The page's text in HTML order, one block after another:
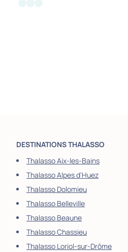
DESTINATIONS THALASSO
Thalasso Aix-les-Bains
Thalasso Alpes d'Huez
Thalasso Dolomieu
Thalasso Belleville
Thalasso Beaune
Thalasso Chassieu
Thalasso Loriol-sur-Drôme